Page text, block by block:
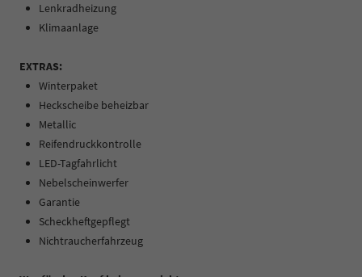
Lenkradheizung
Klimaanlage
EXTRAS:
Winterpaket
Heckscheibe beheizbar
Metallic
Reifendruckkontrolle
LED-Tagfahrlicht
Nebelscheinwerfer
Garantie
Scheckheftgepflegt
Nichtraucherfahrzeug